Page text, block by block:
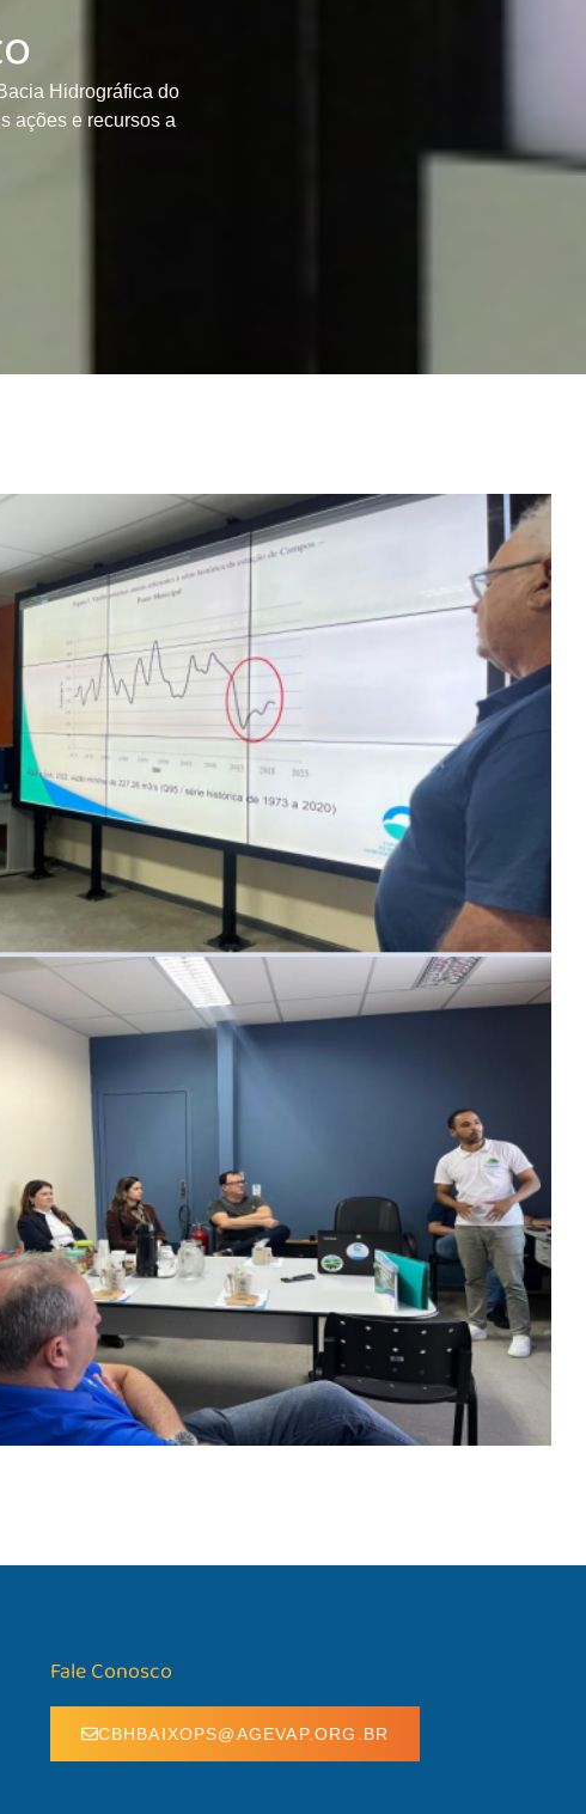
Hidrográfica do
ações e recursos a
Fale Conosco
CBHBAIXOPS@AGEVAP.ORG.BR